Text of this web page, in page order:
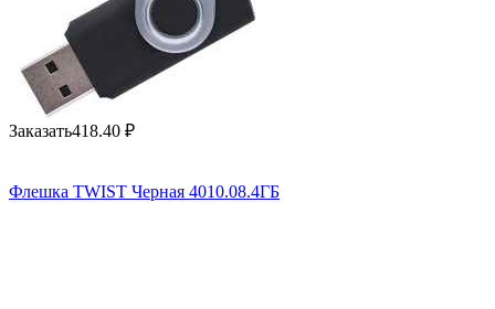
Заказать418.40 ₽
Флешка TWIST Черная 4010.08.4ГБ